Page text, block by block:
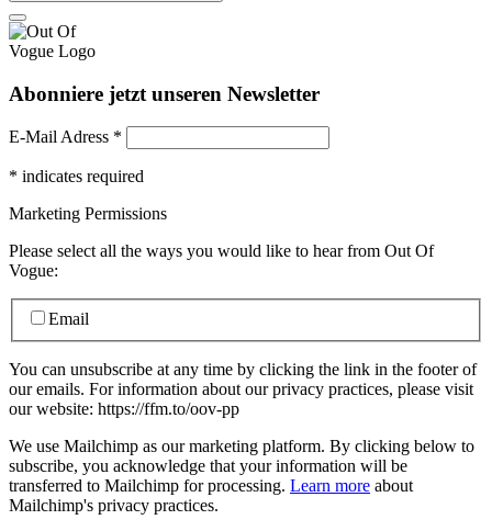
Abonniere jetzt unseren Newsletter
E-Mail Adress *
* indicates required
Marketing Permissions
Please select all the ways you would like to hear from Out Of
Vogue:
Email
You can unsubscribe at any time by clicking the link in the footer of
our emails. For information about our privacy practices, please visit
our website: https://ffm.to/oov-pp
We use Mailchimp as our marketing platform. By clicking below to
subscribe, you acknowledge that your information will be
transferred to Mailchimp for processing. Learn more about
Mailchimp's privacy practices.